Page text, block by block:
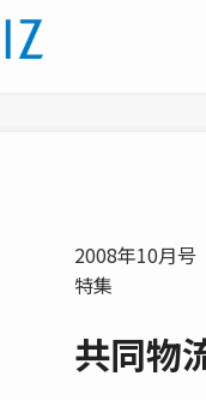
2008年10月号
特集
共同物